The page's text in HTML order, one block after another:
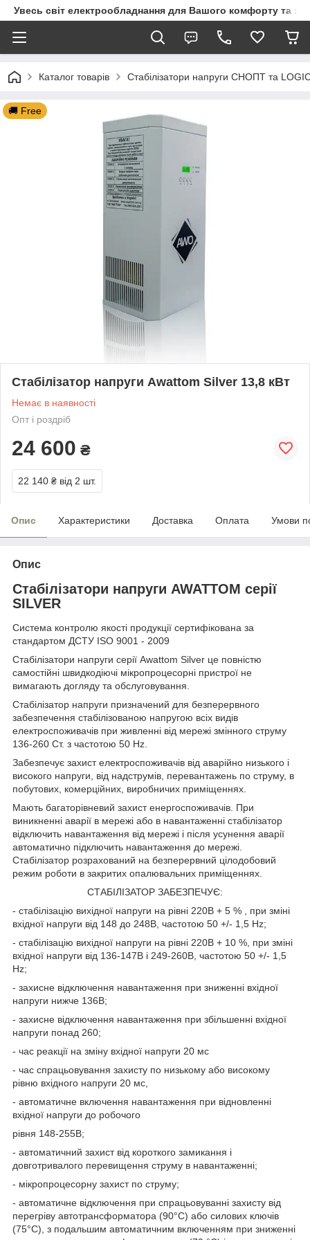
Увесь світ електрообладнання для Вашого комфорту та
Каталог товарів Стабілізатори напруги СНОПТ та
🚚 Free
Стабілізатор напруги Awattom Silver 13,8 кВт
Немає в наявності
Опт і роздріб
24 600 ₴
22 140 ₴ від 2 шт.
Опис Характеристики Доставка Оплата Умови
Опис
Стабілізатори напруги AWATTOM серії
SILVER
Система контролю якості продукції сертифікована за
стандартом ДСТУ ISO 9001 - 2009
Стабілізатори напруги серії Awattom Silver це повністю
самостійні швидкодіючі мікропроцесорні пристрої не
вимагають догляду та обслуговування.
Стабілізатор напруги призначений для безперервного
забезпечення стабілізованою напругою всіх видів
електроспоживачів при живленні від мережі змінного струму
136-260 Ст. з частотою 50 Hz.
Забезпечує захист електроспоживачів від аварійно низького і
високого напруги, від надструмів, перевантажень по струму, в
побутових, комерційних, виробничих приміщеннях.
Мають багаторівневий захист енергоспоживачів. При
виникненні аварії в мережі або в навантаженні стабілізатор
відключить навантаження від мережі і після усунення аварії
автоматично підключить навантаження до мережі.
Стабілізатор розрахований на безперервний цілодобовий
режим роботи в закритих опалювальних приміщеннях.
СТАБІЛІЗАТОР ЗАБЕЗПЕЧУЄ:
- стабілізацію вихідної напруги на рівні 220В + 5 % , при зміні
вхідної напруги від 148 до 248В, частотою 50 +/- 1,5 Hz;
- стабілізацію вихідної напруги на рівні 220В + 10 %, при зміні
вхідної напруги від 136-147В і 249-260В, частотою 50 +/- 1,5
Hz;
- захисне відключення навантаження при зниженні вхідної
напруги нижче 136В;
- захисне відключення навантаження при збільшенні вхідної
напруги понад 260;
- час реакції на зміну вхідної напруги 20 мс
- час спрацьовування захисту по низькому або високому
рівню вхідного напруги 20 мс,
- автоматичне включення навантаження при відновленні
вхідної напруги до робочого
рівня 148-255В;
- автоматичний захист від короткого замикання і
довготривалого перевищення струму в навантаженні;
- мікропроцесорну захист по струму;
- автоматичне відключення при спрацьовуванні захисту від
перегріву автотрансформатора (90°С) або силових ключів
(75°С), з подальшим автоматичним включенням при зниженні